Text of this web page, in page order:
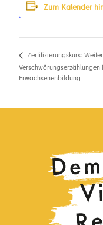
Zum Kalender
Zertifizierungskurs:
Erwachsenenbildung